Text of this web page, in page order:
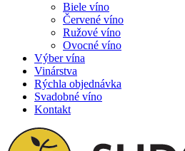
Biele víno
Červené víno
Ružové víno
Ovocné víno
Výber vína
Vinárstva
Rýchla objednávka
Svadobné víno
Kontakt